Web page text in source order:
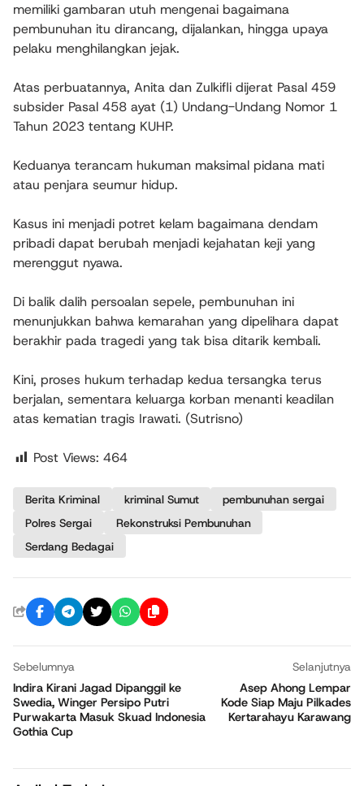
memiliki gambaran utuh mengenai bagaimana
pembunuhan itu dirancang, dijalankan, hingga upaya
pelaku menghilangkan jejak.
Atas perbuatannya, Anita dan Zulkifli dijerat Pasal 459
subsider Pasal 458 ayat (1) Undang-Undang Nomor 1
Tahun 2023 tentang KUHP.
Keduanya terancam hukuman maksimal pidana mati
atau penjara seumur hidup.
Kasus ini menjadi potret kelam bagaimana dendam
pribadi dapat berubah menjadi kejahatan keji yang
merenggut nyawa.
Di balik dalih persoalan sepele, pembunuhan ini
menunjukkan bahwa kemarahan yang dipelihara dapat
berakhir pada tragedi yang tak bisa ditarik kembali.
Kini, proses hukum terhadap kedua tersangka terus
berjalan, sementara keluarga korban menanti keadilan
atas kematian tragis Irawati. (Sutrisno)
Post Views: 464
Berita Kriminal kriminal Sumut
pembunuhan sergai
Polres Sergai
Rekonstruksi Pembunuhan
Serdang Bedagai
Sebelumnya
Indira Kirani Jagad Dipanggil ke
Swedia, Winger Persipo Putri
Purwakarta Masuk Skuad Indonesia
Gothia Cup
Selanjutnya
Asep Ahong Lempar
Kode Siap Maju Pilkades
Kertarahayu Karawang